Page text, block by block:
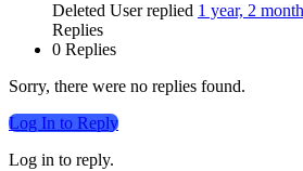
Deleted User replied 1 year, 2
Replies
0 Replies
Sorry, there were no replies found.
Log In to Reply
Log in to reply.